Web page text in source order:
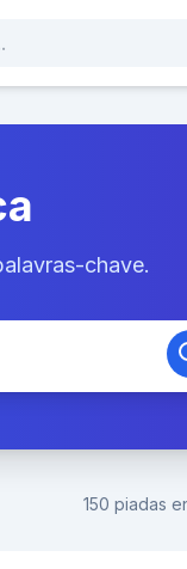
chave.
150 piadas